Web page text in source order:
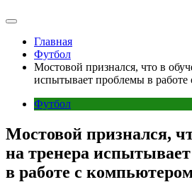
Главная
Футбол
Мостовой признался, что в
испытывает проблемы в
Футбол
Мостовой признался,
на тренера
в работе с